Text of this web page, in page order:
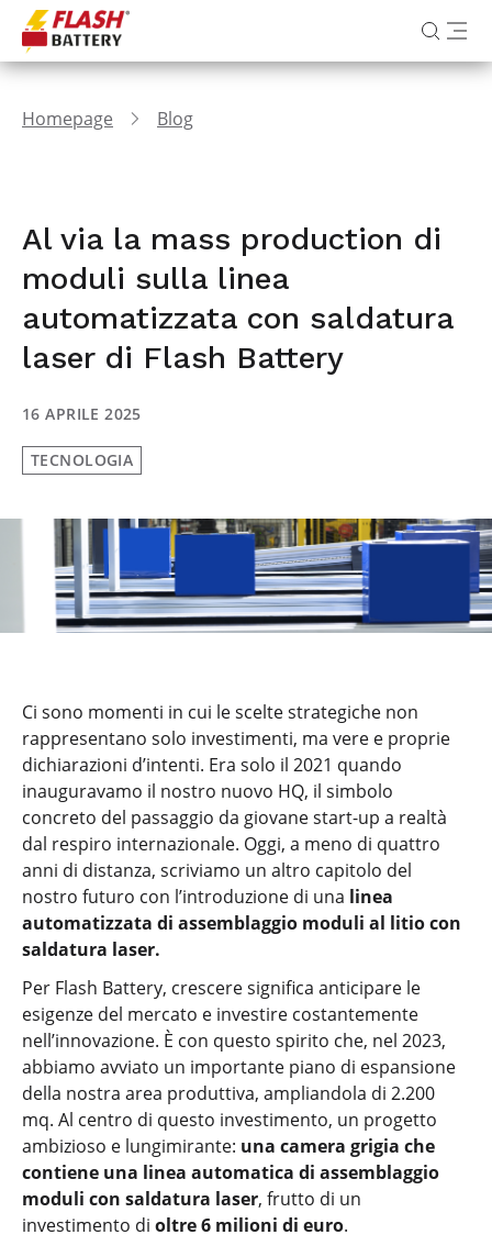
Homepage Blog
Al via la mass production di
moduli sulla linea
automatizzata con saldatura
laser di Flash Battery
16 APRILE 2025
TECNOLOGIA
Ci sono momenti in cui le scelte strategiche non
rappresentano solo investimenti, ma vere e proprie
dichiarazioni d’intenti. Era solo il 2021 quando
inauguravamo il nostro nuovo HQ, il simbolo
concreto del passaggio da giovane start-up a realtà
dal respiro internazionale. Oggi, a meno di quattro
anni di distanza, scriviamo un altro capitolo del
nostro futuro con l’introduzione di una linea
automatizzata di assemblaggio moduli al litiocon
saldatura laser.
Per Flash Battery, crescere significa anticipare le
esigenze del mercato e investire costantemente
nell’innovazione. È con questo spirito che, nel 2023,
abbiamo avviato un importante piano di espansione
della nostra area produttiva, ampliandola di 2.200
mq. Al centro di questo investimento, un progetto
ambizioso e lungimirante: una camera grigia che
contiene una linea automatica di assemblaggio
moduli con saldatura laser, frutto di un
investimento di oltre 6 milioni di euro.